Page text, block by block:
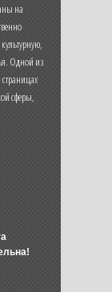
на
Одной из
сферы,